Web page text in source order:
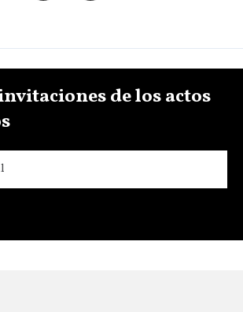
de los actos